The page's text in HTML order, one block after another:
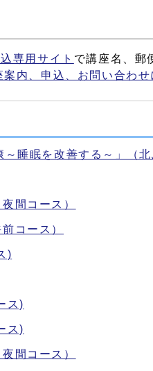
専用サイト で講座名、郵
案内、申込、お問い合わ
睡眠を改善する～」（北
間コース）
コース）
)
ス)
ス)
間コース）